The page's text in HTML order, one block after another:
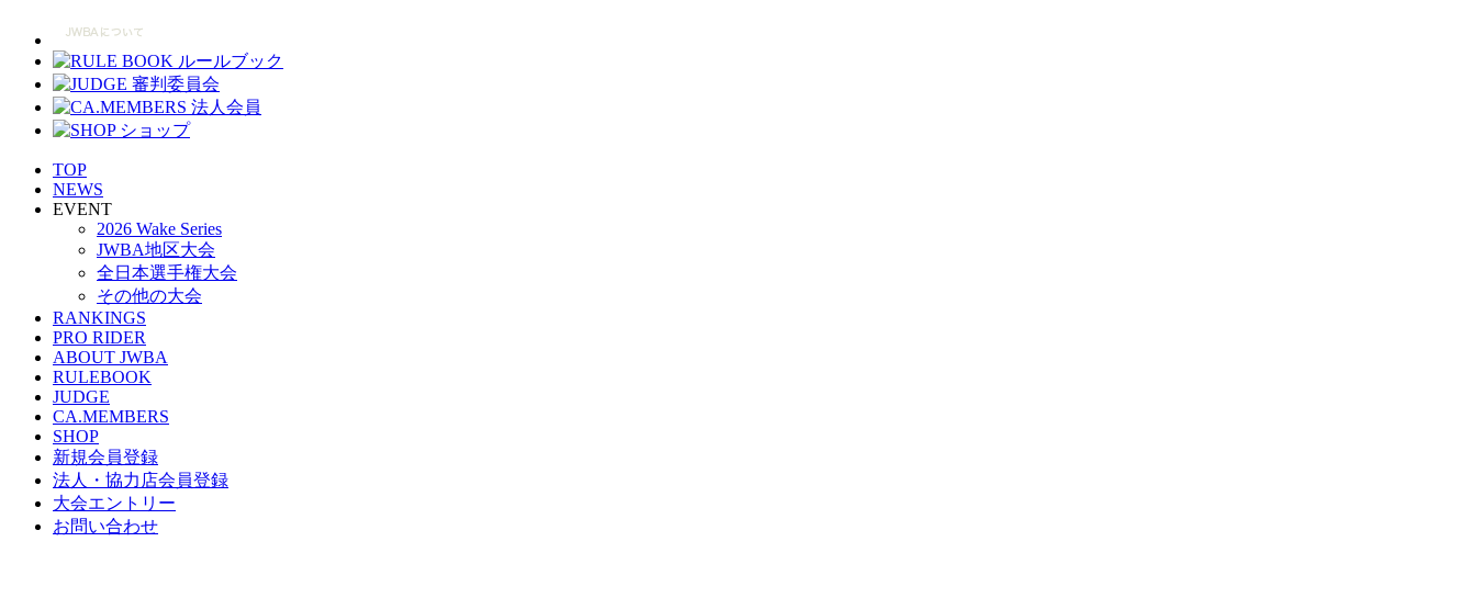
TOP
NEWS
EVENT
2026 Wake Series
JWBA地区大会
全日本選手権大会
その他の大会
RANKINGS
PRO RIDER
ABOUT JWBA
RULEBOOK
JUDGE
CA.MEMBERS
SHOP
新規会員登録
法人・協力店会員登録
大会エントリー
お問い合わせ